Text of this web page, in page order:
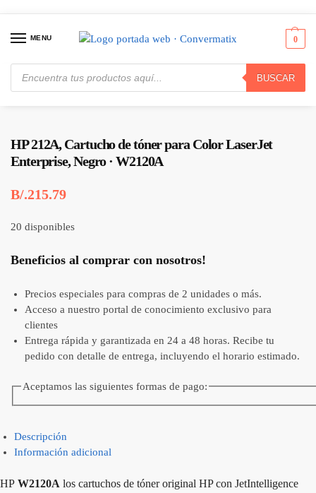
MENU
BUSCAR
0
Inicio / Consumibles y Media / Cartuchos de Toner e Ink-Jet HP 212A, Cartucho de tóner para Color LaserJet Enterprise, Negro · W2120A
HP 212A, Cartucho de tóner para Color LaserJet
Enterprise, Negro · W2120A
B/.215.79
20 disponibles
Beneficios al comprar con nosotros!
Precios especiales para compras de 2 unidades o más.
Acceso a nuestro portal de conocimiento exclusivo para
clientes
Entrega rápida y garantizada en 24 a 48 horas. Recibe tu
pedido con detalle de entrega, incluyendo el horario estimado.
Aceptamos las siguientes formas de pago:
Descripción
Información adicional
HP W2120A los cartuchos de tóner original HP con JetIntelligence